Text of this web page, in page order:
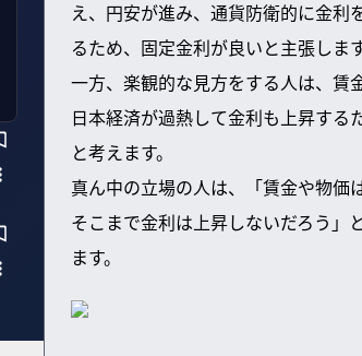
え、円安が進み、通貨防衛的に金利
るため、固定金利が良いと主張します
一方、楽観的な見方をする人は、賃
日本経済が過熱して金利も上昇する
と考えます。
真ん中の立場の人は、「賃金や物価
そこまで金利は上昇しないだろう」
ます。